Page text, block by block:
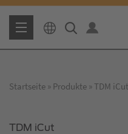
Startseite Produkte TDM iCut
TDM iCut